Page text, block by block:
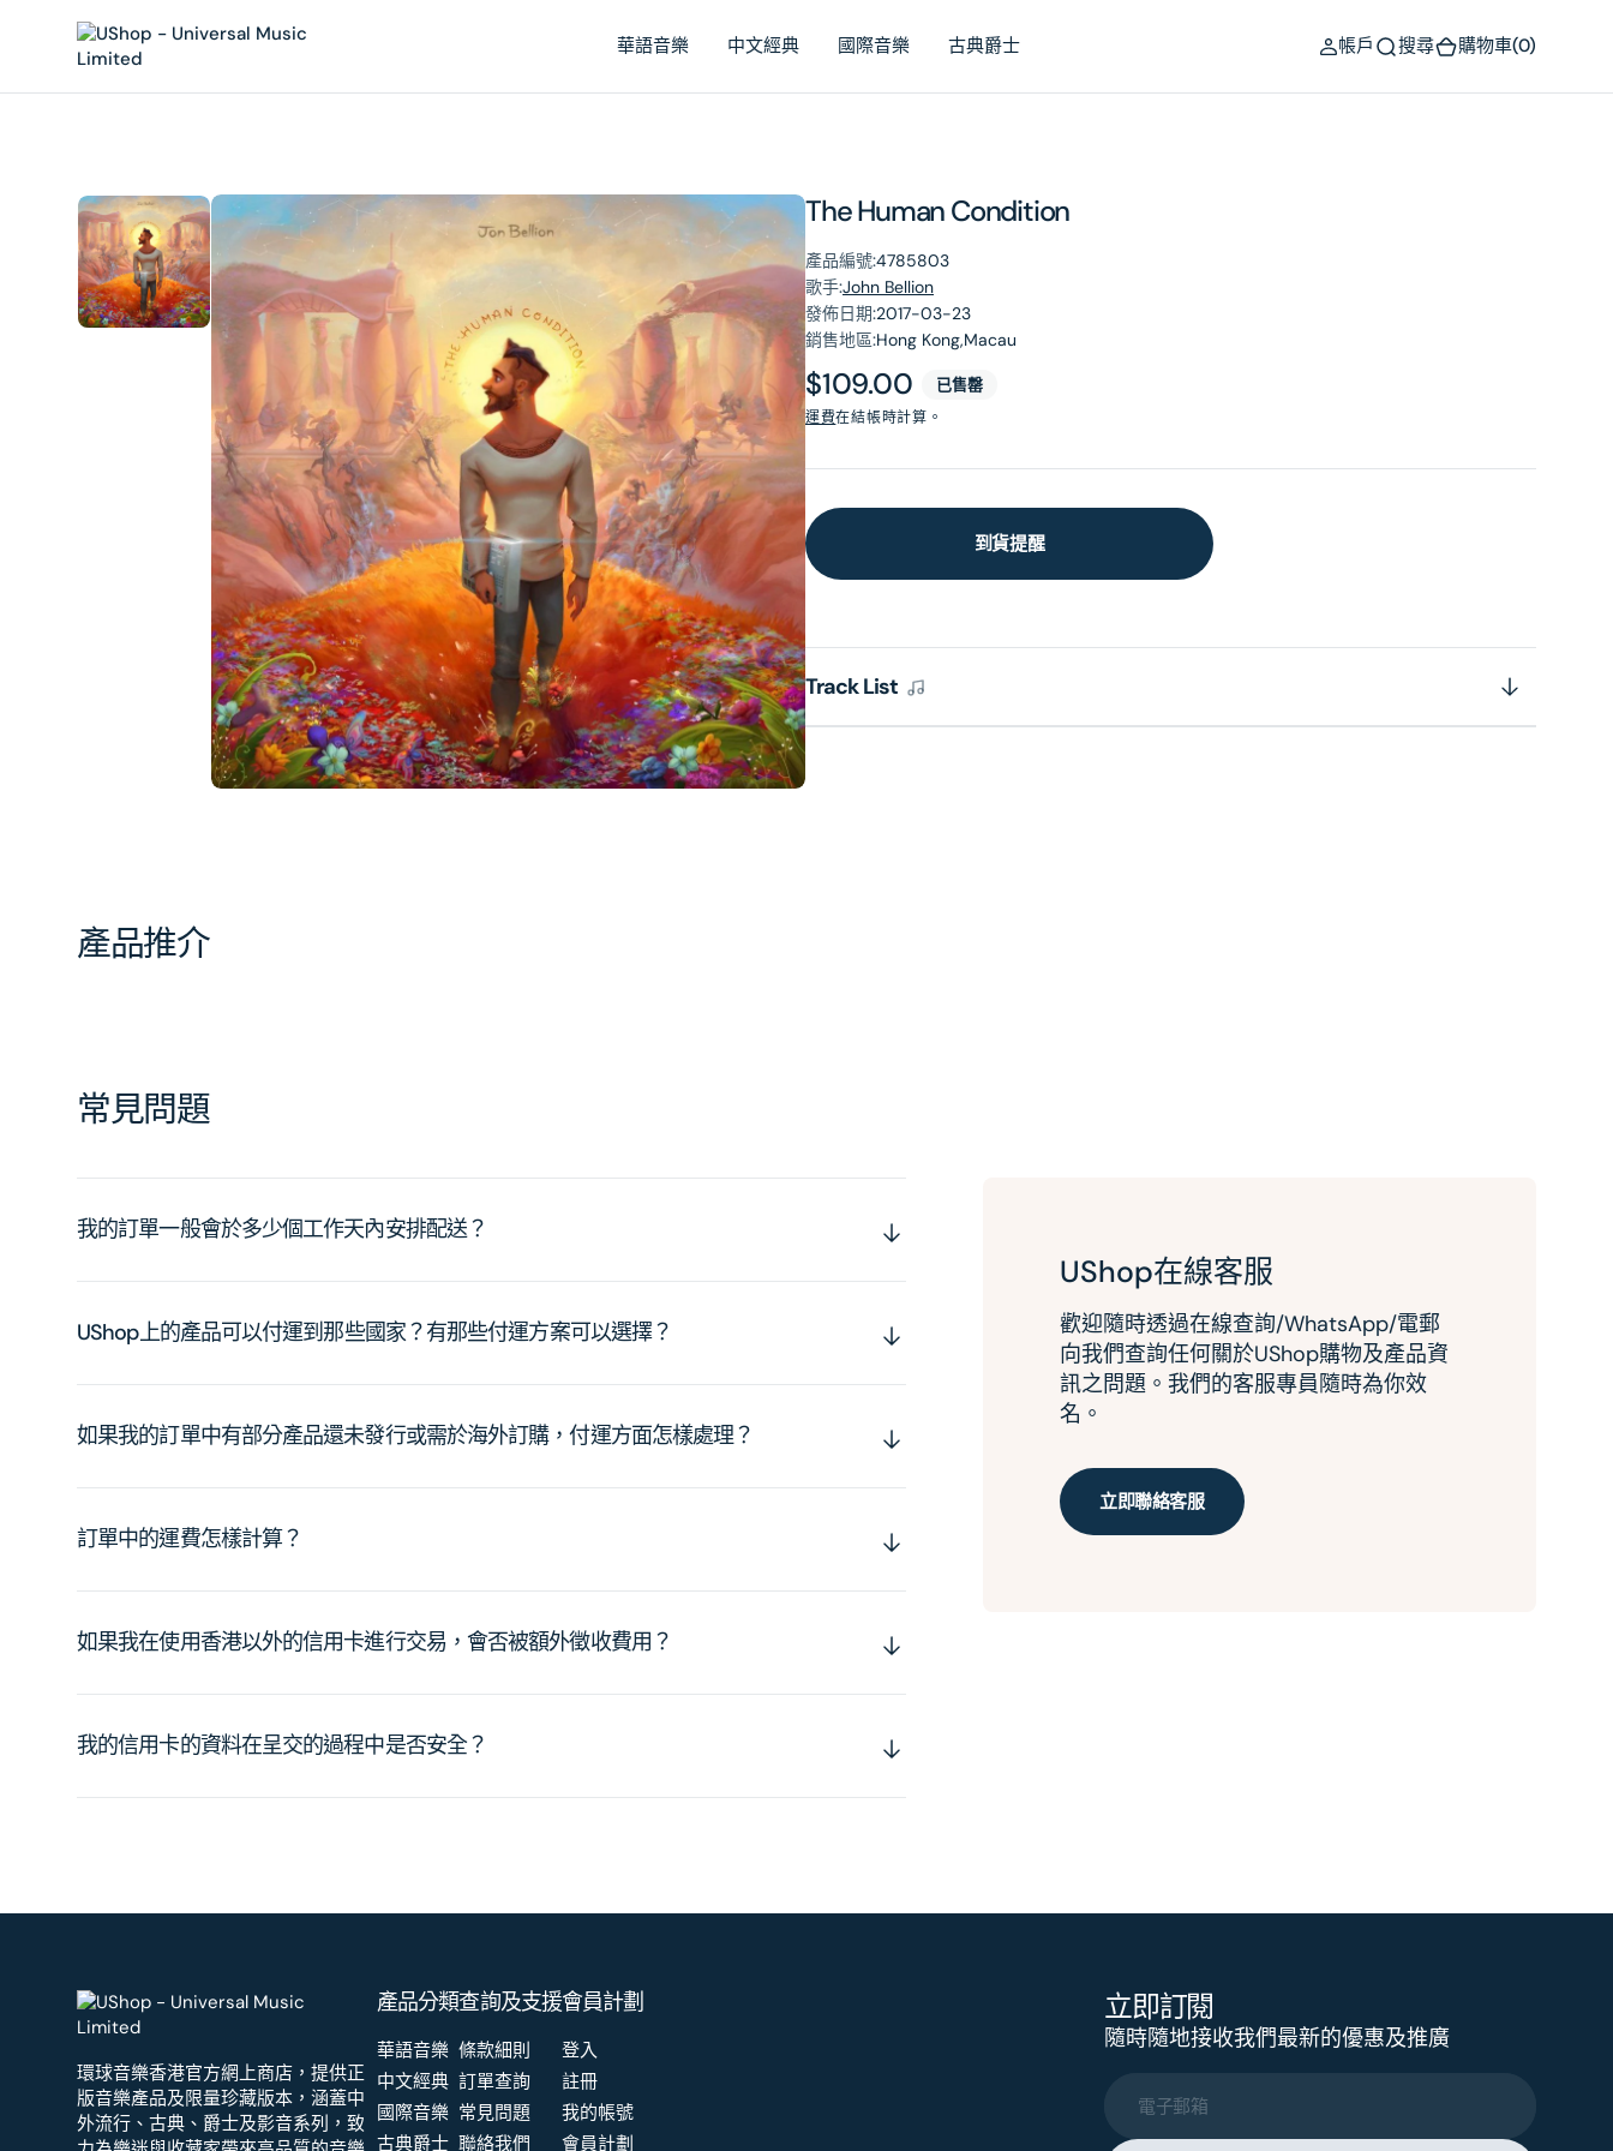
華語音樂 中文經典 國際音樂 古典爵士 帳戶 搜尋 購物車(0)
The Human Condition
產品編號:4785803
歌手:John Bellion
發佈日期:2017-03-23
銷售地區:Hong Kong,Macau
原
價
$109.00 已售罄
運費在結帳時計算。
到貨提醒
Track List
相
簿
中
開
啟
第
1
張
圖
產品推介
常見問題
我的訂單一般會於多少個工作天內安排配送？
UShop上的產品可以付運到那些國家？有那些付運方案可以選擇？
如果我的訂單中有部分產品還未發行或需於海外訂購，付運方面怎樣處理？
訂單中的運費怎樣計算？
如果我在使用香港以外的信用卡進行交易，會否被額外徵收費用？
我的信用卡的資料在呈交的過程中是否安全？
UShop在線客服
歡迎隨時透過在線查詢/WhatsApp/電郵
向我們查詢任何關於UShop購物及產品資
訊之問題。我們的客服專員隨時為你效
名。
立即聯絡客服
環球音樂香港官方網上商店，提供正
版音樂產品及限量珍藏版本，涵蓋中
外流行、古典、爵士及影音系列，致
產品分類
華語音樂
中文經典
國際音樂
古典爵士
查詢及支援
條款細則
訂單查詢
常見問題
聯絡我們
會員計劃
登入
註冊
我的帳號
會員計劃
立即訂閱
隨時隨地接收我們最新的優惠及推廣
電子郵箱